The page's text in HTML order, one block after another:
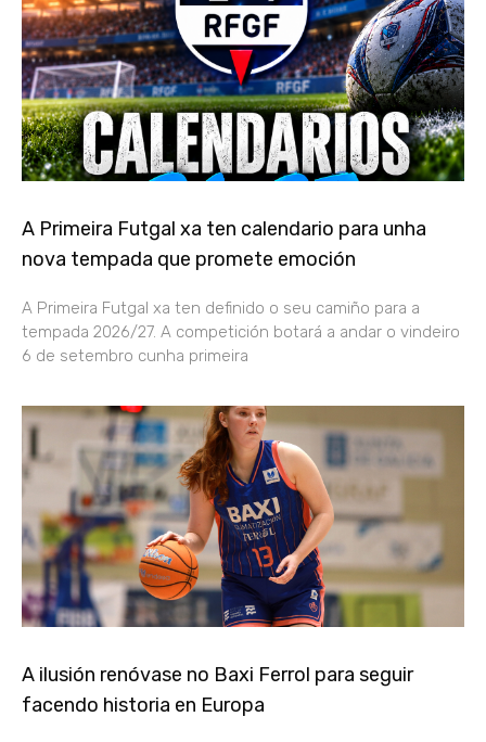
A Primeira Futgal xa ten calendario para unha
nova tempada que promete emoción
A Primeira Futgal xa ten definido o seu camiño para a
tempada 2026/27. A competición botará a andar o vindeiro
6 de setembro cunha primeira
A ilusión renóvase no Baxi Ferrol para seguir
facendo historia en Europa